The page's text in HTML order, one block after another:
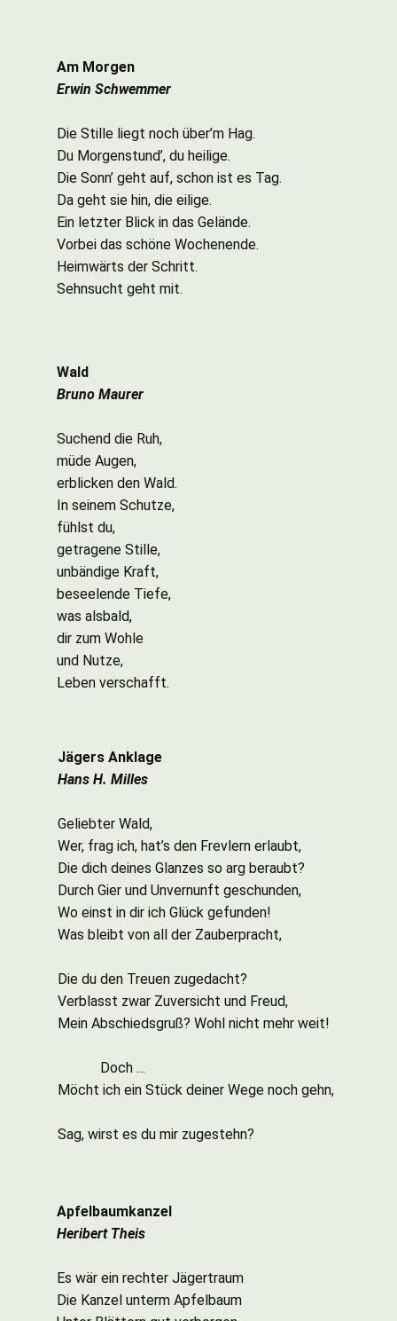
Am Morgen
Erwin Schwemmer
Die Stille liegt noch über’m Hag.
Du Morgenstund’, du heilige.
Die Sonn’ geht auf, schon ist es Tag.
Da geht sie hin, die eilige.
Ein letzter Blick in das Gelände.
Vorbei das schöne Wochenende.
Heimwärts der Schritt.
Sehnsucht geht mit.
Wald
Bruno Maurer
Suchend die Ruh,
müde Augen,
erblicken den Wald.
In seinem Schutze,
fühlst du,
getragene Stille,
unbändige Kraft,
beseelende Tiefe,
was alsbald,
dir zum Wohle
und Nutze,
Leben verschafft.
Jägers Anklage
Hans H. Milles
Geliebter Wald,
Wer, frag ich, hat’s den Frevlern erlaubt,
Die dich deines Glanzes so arg beraubt?
Durch Gier und Unvernunft geschunden,
Wo einst in dir ich Glück gefunden!
Was bleibt von all der Zauberpracht,
Die du den Treuen zugedacht?
Verblasst zwar Zuversicht und Freud,
Mein Abschiedsgruß? Wohl nicht mehr weit!
Doch …
Möcht ich ein Stück deiner Wege noch gehn,
Sag, wirst es du mir zugestehn?
Apfelbaumkanzel
Heribert Theis
Es wär ein rechter Jägertraum
Die Kanzel unterm Apfelbaum